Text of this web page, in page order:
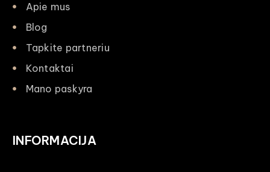
Apie mus
Blog
Tapkite partneriu
Kontaktai
Mano paskyra
INFORMACIJA